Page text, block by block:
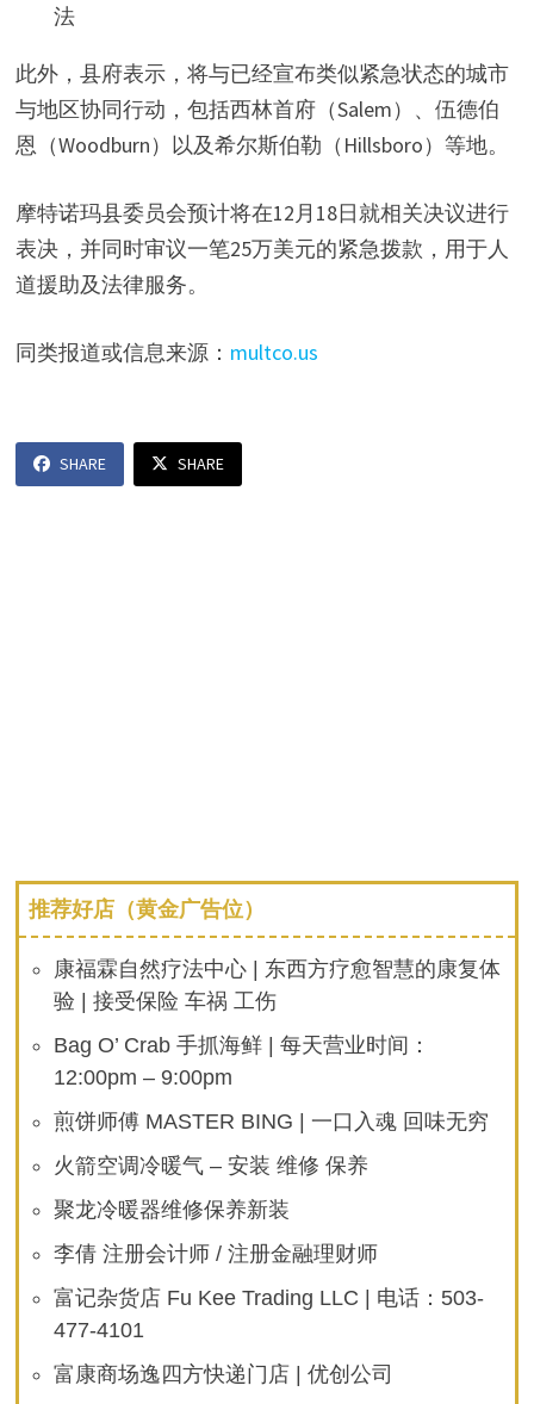
法
此外，县府表示，将与已经宣布类似紧急状态的城市
与地区协同行动，包括西林首府（Salem）、伍德伯
恩（Woodburn）以及希尔斯伯勒（Hillsboro）等地。
摩特诺玛县委员会预计将在12月18日就相关决议进行
表决，并同时审议一笔25万美元的紧急拨款，用于人
道援助及法律服务。
同类报道或信息来源： multco.us
SHARE SHARE
推荐好店（黄金广告位）
康福霖自然疗法中心 | 东西方疗愈智慧的康复体
验 | 接受保险 车祸 工伤
Bag O’ Crab 手抓海鲜 | 每天营业时间：
12:00pm – 9:00pm
煎饼师傅 MASTER BING | 一口入魂 回味无穷
火箭空调冷暖气 – 安装 维修 保养
聚龙冷暖器维修保养新装
李倩 注册会计师 / 注册金融理财师
富记杂货店 Fu Kee Trading LLC | 电话：503-
477-4101
富康商场逸四方快递门店 | 优创公司